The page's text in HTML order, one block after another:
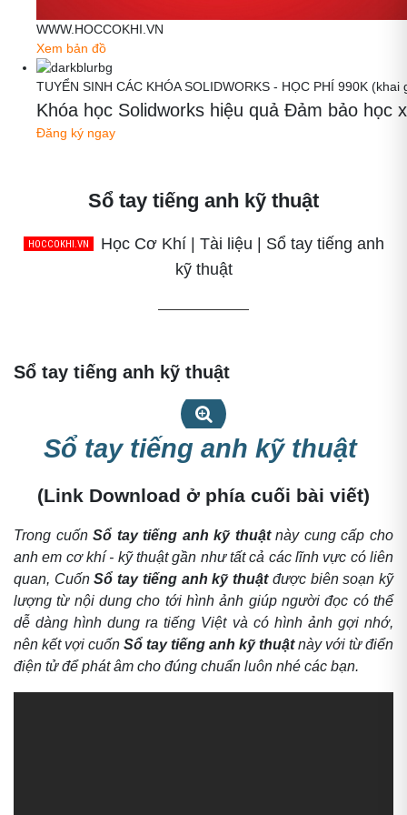
WWW.HOCCOKHI.VN
Xem bản đồ
TUYỂN SINH CÁC KHÓA SOLIDWORKS - HỌC PHÍ 990K
Khóa học Solidworks hiệu quả Đảm bảo học
Đăng ký ngay
Sổ tay tiếng anh kỹ thuật
Học Cơ Khí | Tài liệu | Sổ tay tiếng anh
kỹ thuật
Sổ tay tiếng anh kỹ thuật
Sổ tay tiếng anh kỹ thuật
Sổ tay tiếng anh kỹ thuật
(Link Download ở phía cuối bài viết)
Trong cuốnSổ tay tiếng anh kỹ thuậtnày cung cấp cho
anh em cơ khí - kỹ thuật gần như tất cả các lĩnh vực có liên
quan, CuốnSổ tay tiếng anh kỹ thuậtđược biên soạn kỹ
lượng từ nội dung cho tới hình ảnh giúp người đọc có thể
dễ dàng hình dung ra tiếng Việt và có hình ảnh gợi nhớ,
nên kết vợi cuốn Sổ tay tiếng anh kỹ thuậtnày với từ điển
điện tử để phát âm cho đúng chuẩn luôn nhé các bạn.